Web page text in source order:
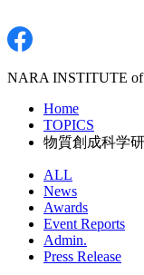
NARA INSTITUTE
Home
TOPICS
物質創成科学
ALL
News
Awards
Event Reports
Admin.
Press Release